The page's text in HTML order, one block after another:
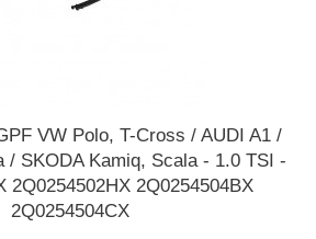
VW Polo, T-Cross / AUDI A1 /
/ SKODA Kamiq, Scala - 1.0 TSI -
2Q0254502HX 2Q0254504BX
2Q0254504CX